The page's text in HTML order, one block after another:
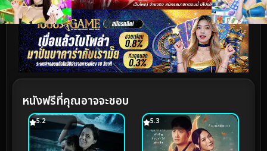
หนังฟรีที่คุณอาจจะชอบ
5.2 5.3